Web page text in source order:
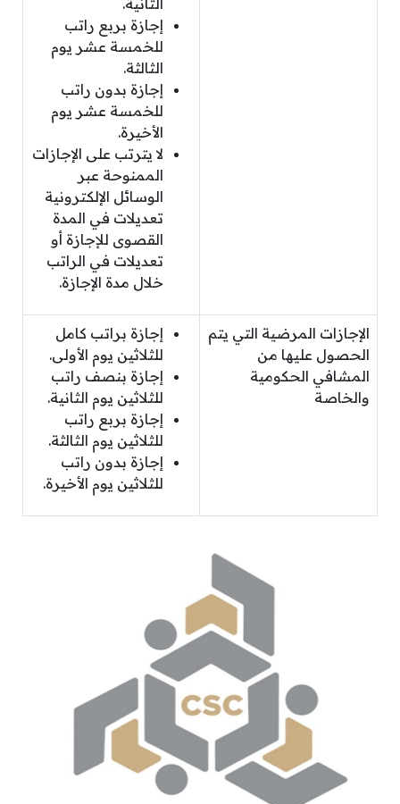
إجازة بربع راتب
للخمسة عشر يوم
الثالثة.
إجازة بدون راتب
للخمسة عشر يوم
الأخيرة.
لا يترتب على الإجازات
الممنوحة عبر
الوسائل الإلكترونية
تعديلات في المدة
القصوى للإجازة أو
تعديلات في الراتب
خلال مدة الإجازة.
الإجازات المرضية التي يتم
الحصول عليها من
المشافي الحكومية
والخاصة
إجازة براتب كامل
للثلاثين يوم الأولى.
إجازة بنصف راتب
للثلاثين يوم الثانية.
إجازة بربع راتب
للثلاثين يوم الثالثة.
إجازة بدون راتب
للثلاثين يوم الأخيرة.